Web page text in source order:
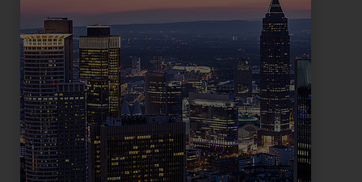
Anbieter WPK
Laufzeit 60 Sekunden
Gilt nur für den
passwortgeschützten